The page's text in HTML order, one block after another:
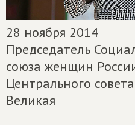
28 ноября 2014
Председатель
союза женщин
Центрального
Великая